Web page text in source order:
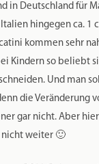
in Deutschland für
hingegen ca. 1
kommen sehr
Kindern so beliebt
Und man
die Veränderung
gar nicht. Aber
weiter 🙂